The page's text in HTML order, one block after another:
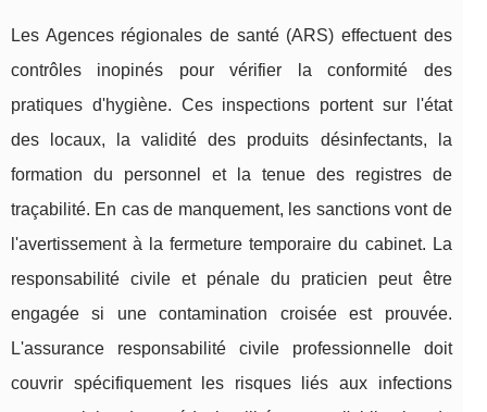
Les Agences régionales de santé (ARS) effectuent des
contrôles inopinés pour vérifier la conformité des
pratiques d'hygiène. Ces inspections portent sur l'état
des locaux, la validité des produits désinfectants, la
formation du personnel et la tenue des registres de
traçabilité. En cas de manquement, les sanctions vont de
l'avertissement à la fermeture temporaire du cabinet. La
responsabilité civile et pénale du praticien peut être
engagée si une contamination croisée est prouvée.
L'assurance responsabilité civile professionnelle doit
couvrir spécifiquement les risques liés aux infections